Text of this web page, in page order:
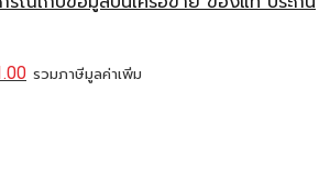
รวมภาษีมูลค่าเพิ่ม